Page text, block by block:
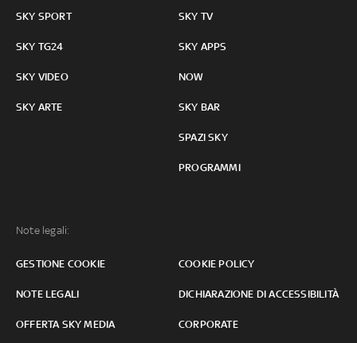
SKY SPORT
SKY TG24
SKY VIDEO
SKY ARTE
SKY TV
SKY APPS
NOW
SKY BAR
SPAZI SKY
PROGRAMMI
Note legali:
GESTIONE COOKIE COOKIE POLICY
NOTE LEGALI DICHIARAZIONE DI ACCESSIBILITÀ
OFFERTA SKY MEDIA CORPORATE